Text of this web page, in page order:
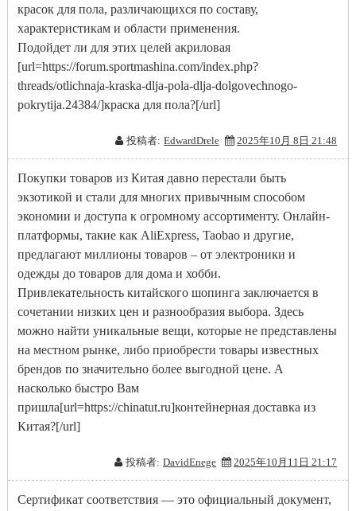
красок для пола, различающихся по составу,
характеристикам и области применения.
Подойдет ли для этих целей акриловая
[url=https://forum.sportmashina.com/index.php?
threads/otlichnaja-kraska-dlja-pola-dlja-dolgovechnogo-
pokrytija.24384/]краска для пола?[/url]
投稿者: EdwardDrele 2025年10月 8日 21:48
Покупки товаров из Китая давно перестали быть
экзотикой и стали для многих привычным способом
экономии и доступа к огромному ассортименту. Онлайн-
платформы, такие как AliExpress, Taobao и другие,
предлагают миллионы товаров – от электроники и
одежды до товаров для дома и хобби.
Привлекательность китайского шопинга заключается в
сочетании низких цен и разнообразия выбора. Здесь
можно найти уникальные вещи, которые не представлены
на местном рынке, либо приобрести товары известных
брендов по значительно более выгодной цене. А
насколько быстро Вам
пришла[url=https://chinatut.ru]контейнерная доставка из
Китая?[/url]
投稿者: DavidEnege 2025年10月11日 21:17
Сертификат соответствия — это официальный документ,